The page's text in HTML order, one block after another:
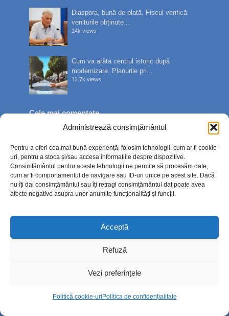
Administrează consimțământul
Pentru a oferi cea mai bună experiență, folosim tehnologii, cum ar fi cookie-
uri, pentru a stoca și/sau accesa informațiile despre dispozitive.
Consimțământul pentru aceste tehnologii ne permite să procesăm date,
cum ar fi comportamentul de navigare sau ID-uri unice pe acest site. Dacă
nu îți dai consimțământul sau îți retragi consimțământul dat poate avea
afecte negative asupra unor anumite funcționalități și funcții.
Acceptă
Refuză
Vezi preferințele
Politică cookie-uriPolitica de confidențialitate
Diaspora, bună de plată. Fiscul verifică
veniturile obținute...
14k views
Cum va arăta centrul istoric după
modernizare. Planurile pri...
12.7k views
Cele mai comentate
consumului de...
2k views
Cum va arăta centrul istoric după
modernizare. Planurile pri...
veniturile obținute...
cumpărate de Primări...